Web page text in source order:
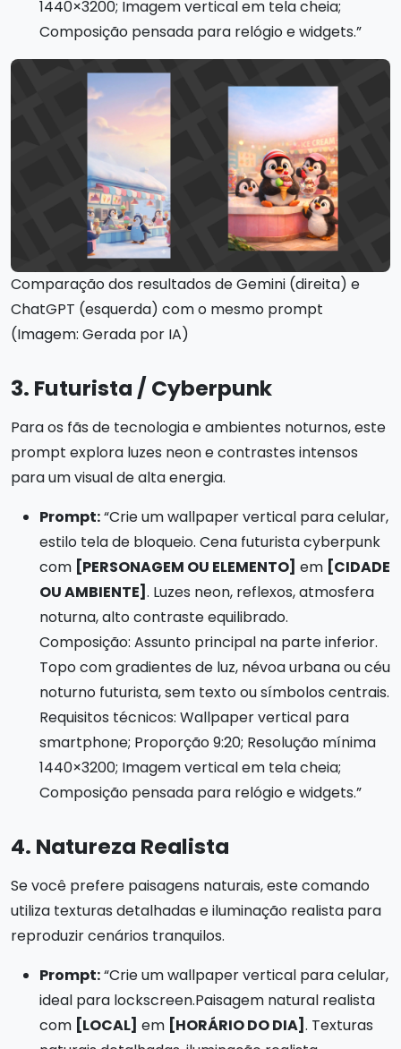
1440×3200; Imagem vertical em tela cheia;
Composição pensada para relógio e widgets.”
Comparação dos resultados de Gemini (direita) e
ChatGPT (esquerda) com o mesmo prompt
(Imagem: Gerada por IA)
3. Futurista / Cyberpunk
Para os fãs de tecnologia e ambientes noturnos, este
prompt explora luzes neon e contrastes intensos
para um visual de alta energia.
Prompt:“Crie um wallpaper vertical para celular,
estilo tela de bloqueio. Cena futurista cyberpunk
com [PERSONAGEM OU ELEMENTO] em [CIDADE
OU AMBIENTE] . Luzes neon, reflexos, atmosfera
noturna, alto contraste equilibrado.
Composição: Assunto principal na parte inferior.
Topo com gradientes de luz, névoa urbana ou céu
noturno futurista, sem texto ou símbolos centrais.
Requisitos técnicos: Wallpaper vertical para
smartphone; Proporção 9:20; Resolução mínima
1440×3200; Imagem vertical em tela cheia;
Composição pensada para relógio e widgets.”
4. Natureza Realista
Se você prefere paisagens naturais, este comando
utiliza texturas detalhadas e iluminação realista para
reproduzir cenários tranquilos.
Prompt:“Crie um wallpaper vertical para celular,
ideal para lockscreen.Paisagem natural realista
com [LOCAL] em [HORÁRIO DO DIA] . Texturas